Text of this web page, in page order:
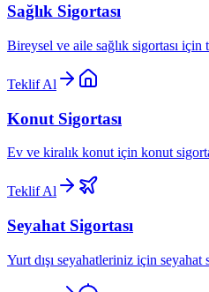
Sağlık Sigortası
Bireysel ve aile sağlık sigortası için
Teklif Al
Konut Sigortası
Ev ve kiralık konut için konut
Teklif Al
Seyahat Sigortası
Yurt dışı seyahatleriniz için seyahat